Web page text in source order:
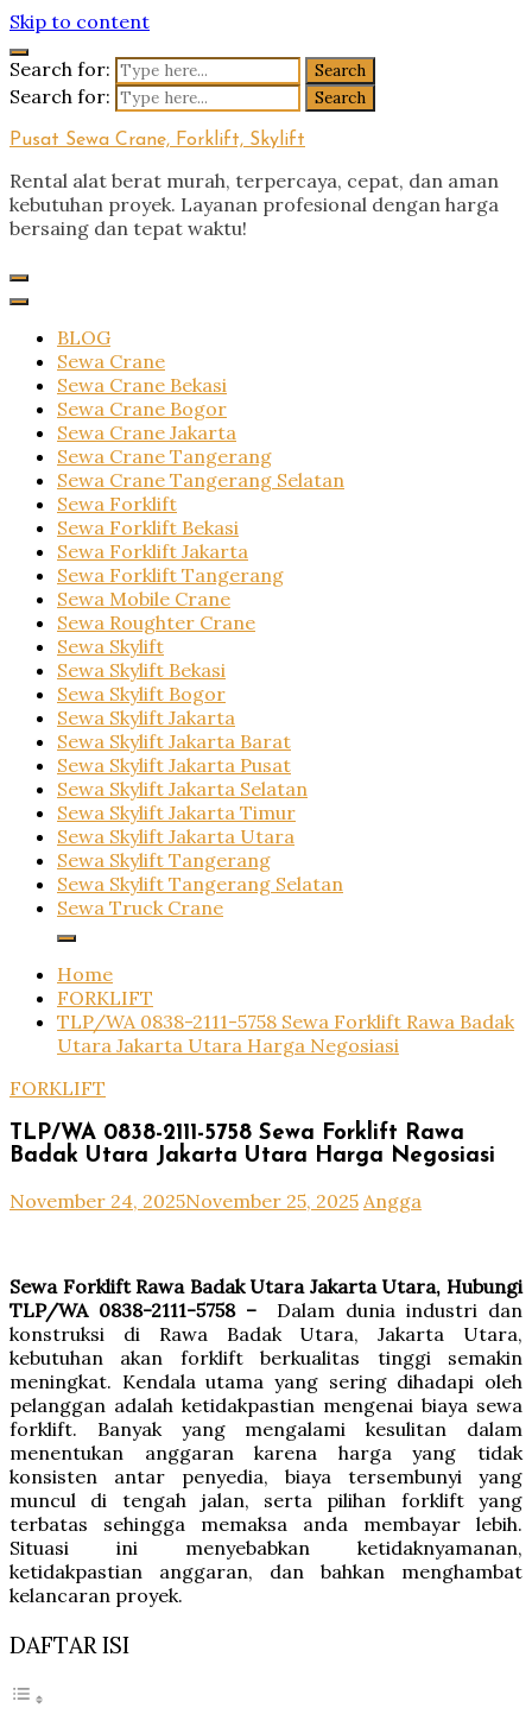
Skip to content
Search for:
Search for:
Pusat Sewa Crane, Forklift, Skylift
Rental alat berat murah, terpercaya, cepat, dan aman
kebutuhan proyek. Layanan profesional dengan harga
bersaing dan tepat waktu!
BLOG
Sewa Crane
Sewa Crane Bekasi
Sewa Crane Bogor
Sewa Crane Jakarta
Sewa Crane Tangerang
Sewa Crane Tangerang Selatan
Sewa Forklift
Sewa Forklift Bekasi
Sewa Forklift Jakarta
Sewa Forklift Tangerang
Sewa Mobile Crane
Sewa Roughter Crane
Sewa Skylift
Sewa Skylift Bekasi
Sewa Skylift Bogor
Sewa Skylift Jakarta
Sewa Skylift Jakarta Barat
Sewa Skylift Jakarta Pusat
Sewa Skylift Jakarta Selatan
Sewa Skylift Jakarta Timur
Sewa Skylift Jakarta Utara
Sewa Skylift Tangerang
Sewa Skylift Tangerang Selatan
Sewa Truck Crane
Home
FORKLIFT
TLP/WA 0838-2111-5758 Sewa Forklift Rawa Badak
Utara Jakarta Utara Harga Negosiasi
FORKLIFT
TLP/WA 0838-2111-5758 Sewa Forklift Rawa
Badak Utara Jakarta Utara Harga Negosiasi
November 24, 2025November 25, 2025 Angga
Sewa Forklift Rawa Badak Utara Jakarta Utara, Hubungi
TLP/WA 0838-2111-5758 – Dalam dunia industri dan
konstruksi di Rawa Badak Utara, Jakarta Utara,
kebutuhan akan forklift berkualitas tinggi semakin
meningkat. Kendala utama yang sering dihadapi oleh
pelanggan adalah ketidakpastian mengenai biaya sewa
forklift. Banyak yang mengalami kesulitan dalam
menentukan anggaran karena harga yang tidak
konsisten antar penyedia, biaya tersembunyi yang
muncul di tengah jalan, serta pilihan forklift yang
terbatas sehingga memaksa anda membayar lebih.
Situasi ini menyebabkan ketidaknyamanan,
ketidakpastian anggaran, dan bahkan menghambat
kelancaran proyek.
DAFTAR ISI